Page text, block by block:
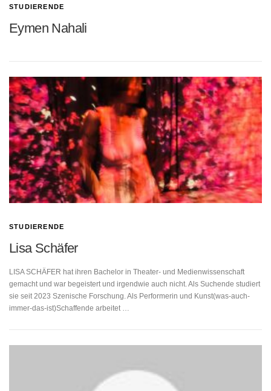
STUDIERENDE
Eymen Nahali
STUDIERENDE
Lisa Schäfer
LISA SCHÄFER hat ihren Bachelor in Theater- und Medienwissenschaft
gemacht und war begeistert und irgendwie auch nicht. Als Suchende studiert
sie seit 2023 Szenische Forschung. Als Performerin und Kunst(was-auch-
immer-das-ist)Schaffende arbeitet …